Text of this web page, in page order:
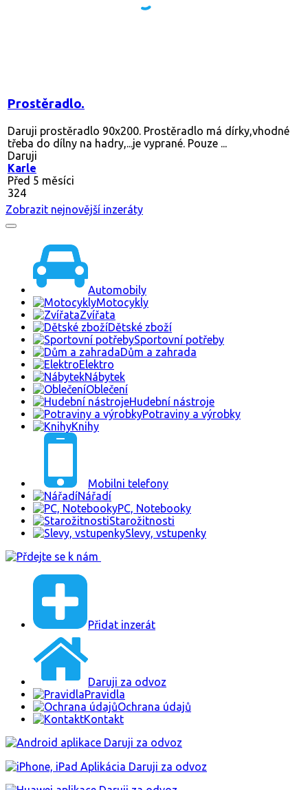
Prostěradlo.
Daruji prostěradlo 90x200. Prostěradlo má dírky,vhodné
třeba do dílny na hadry,...je vyprané. Pouze ...
Daruji
Karle
Před 5 měsíci
324
Zobrazit nejnovější inzeráty
Automobily
Motocykly
Zvířata
Dětské zboží
Sportovní potřeby
Dům a zahrada
Elektro
Nábytek
Oblečení
Hudební nástroje
Potraviny a výrobky
Knihy
Mobilni telefony
Nářadí
PC, Notebooky
Starožitnosti
Slevy, vstupenky
Přidat inzerát
Daruji za odvoz
Pravidla
Ochrana údajů
Kontakt